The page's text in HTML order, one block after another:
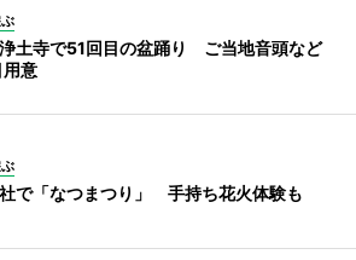
土寺で51回目の盆踊り ご当地音頭など
意
で「なつまつり」 手持ち花火体験も